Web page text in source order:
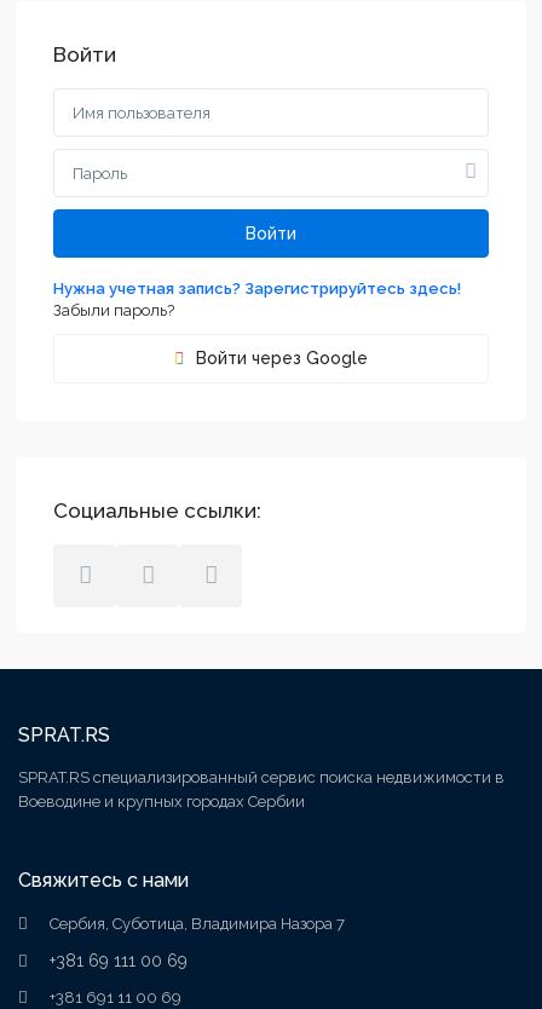
Войти
Войти
Нужна учетная запись? Зарегистрируйтесь здесь!
Забыли пароль?
Войти через Google
Социальные ссылки:
SPRAT.RS
SPRAT.RS специализированный сервис поиска недвижимости в
Воеводине и крупных городах Сербии
Свяжитесь с нами
Сербия, Суботица, Владимира Назора 7
+381 69 111 00 69
+381 691 11 00 69